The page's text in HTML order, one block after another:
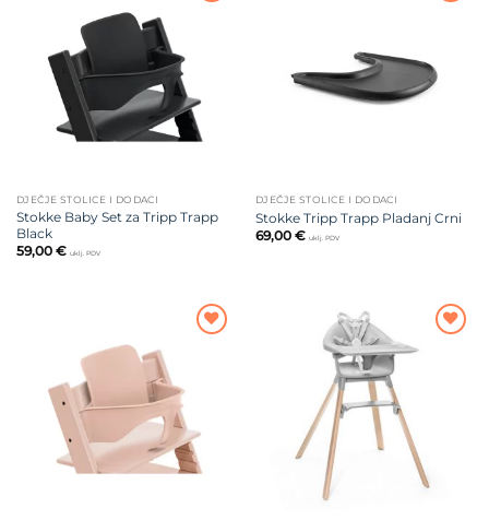
DJEČJE STOLICE I DODACI
Stokke Baby Set za Tripp Trapp
Black
59,00 € uklj. PDV
DJEČJE STOLICE I DODACI
Stokke Tripp Trapp Pladanj Crni
69,00 € uklj. PDV
Dodajte